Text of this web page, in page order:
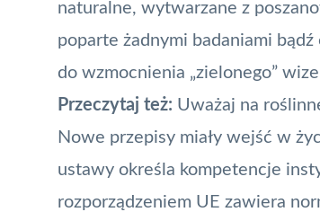
naturalne, wytwarzane z
poparte żadnymi badaniami
do wzmocnienia „zielonego”
Przeczytaj też: Uważaj na
Nowe przepisy miały wejść w
ustawy określa kompetencje
rozporządzeniem UE zawiera